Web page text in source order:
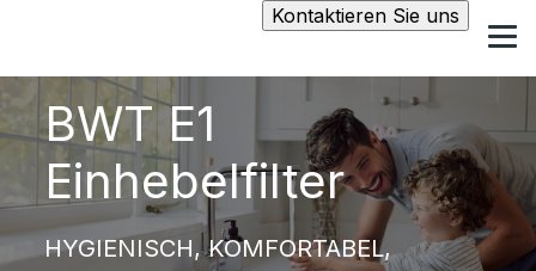
Kontaktieren Sie uns
BWT E1
Einhebelfilter
HYGIENISCH, KOMFORTABEL,